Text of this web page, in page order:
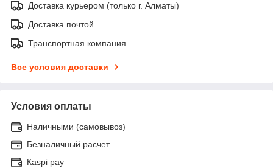
Доставка курьером (только г. Алматы)
Доставка почтой
Транспортная компания
Все условия доставки
Условия оплаты
Наличными (самовывоз)
Безналичный расчет
Каspi pay